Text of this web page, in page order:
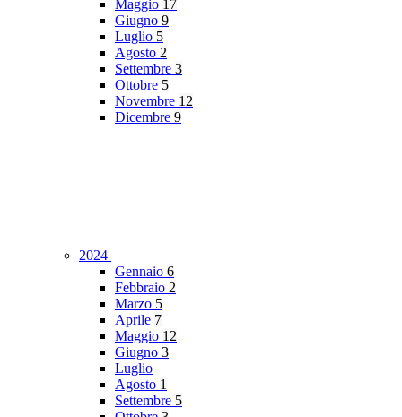
Maggio 17
Giugno 9
Luglio 5
Agosto 2
Settembre 3
Ottobre 5
Novembre 12
Dicembre 9
2024
Gennaio 6
Febbraio 2
Marzo 5
Aprile 7
Maggio 12
Giugno 3
Luglio
Agosto 1
Settembre 5